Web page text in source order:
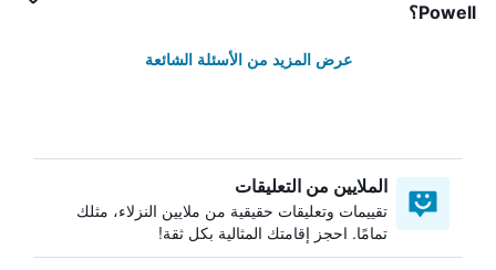
Powell؟
عرض المزيد من الأسئلة الشائعة
الملايين من التعليقات
تقييمات وتعليقات حقيقية من ملايين النزلاء، مثلك
تمامًا. احجز إقامتك المثالية بكل ثقة!